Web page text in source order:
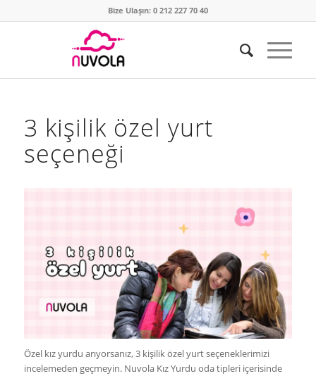
Bize Ulaşın: 0 212 227 70 40
3 kişilik özel yurt
seçeneği
Özel kız yurdu arıyorsanız, 3 kişilik özel yurt seçeneklerimizi
incelemeden geçmeyin. Nuvola Kız Yurdu oda tipleri içerisinde